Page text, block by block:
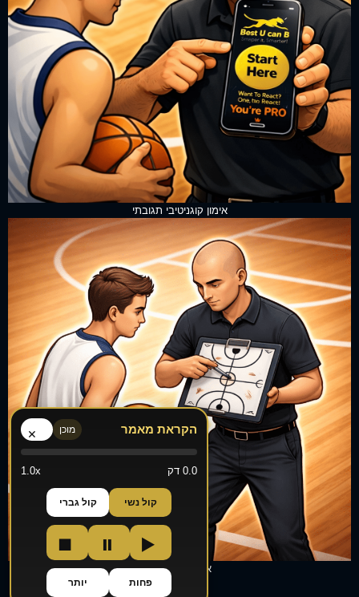
הקראת מאמר מוכן ×
0.0 דק 1.0x
קול נשי קול גברי
▶
⏸
■
פחות יותר
אימון קוגניטיבי תגובתי
אימונים אישיים